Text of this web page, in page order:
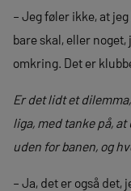
– Jeg føler ikke, at
bare skal, eller
omkring. Det er
Er det lidt et
liga, med tanke på,
uden for banen, og
– Ja, det er også det,